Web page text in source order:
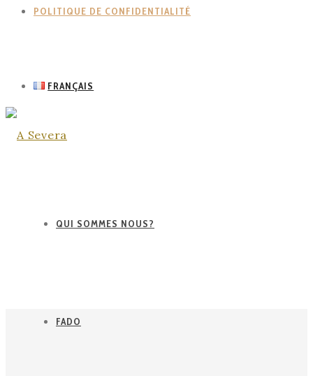
POLITIQUE DE CONFIDENTIALITÉ
FRANÇAIS
QUI SOMMES NOUS?
FADO